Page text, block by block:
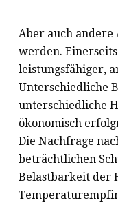
Aber auch andere
werden.
leistungsfähiger,
Unterschiedliche
unterschiedliche
ökonomisch
Die Nachfrage
beträchtlichen
Belastbarkeit der